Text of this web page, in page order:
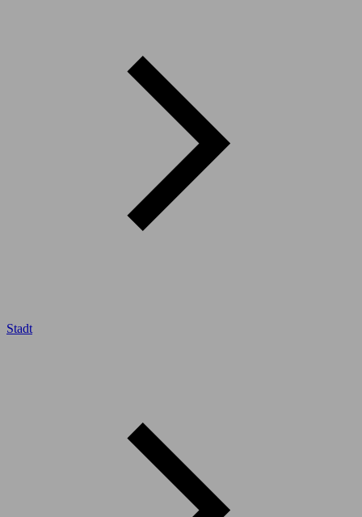
Stadt